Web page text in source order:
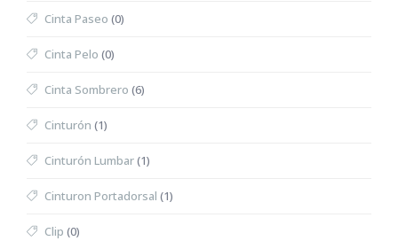
Cinta Paseo (0)
Cinta Pelo (0)
Cinta Sombrero (6)
Cinturón (1)
Cinturón Lumbar(1)
Cinturon Portadorsal (1)
Clip (0)